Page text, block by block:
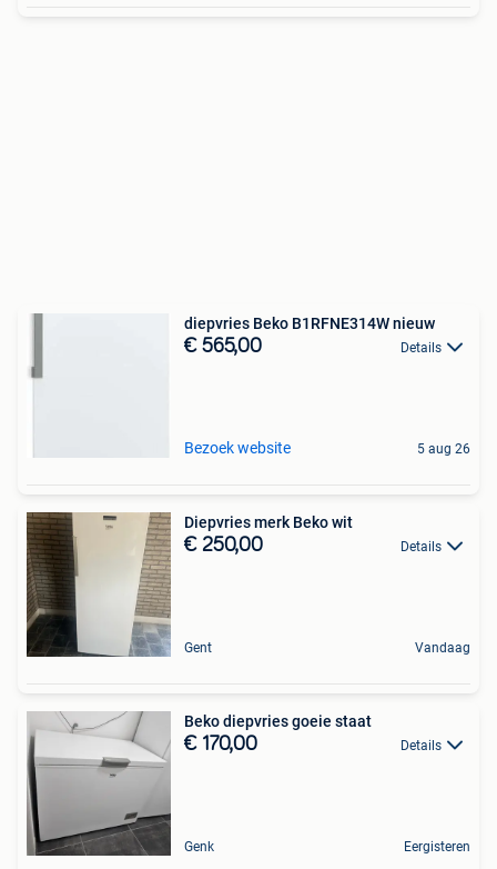
diepvries Beko B1RFNE314W nieuw
€ 565,00 Details
Bezoek website 5 aug 26
Diepvries merk Beko wit
€ 250,00 Details
Gent Vandaag
Beko diepvries goeie staat
€ 170,00 Details
Genk Eergisteren